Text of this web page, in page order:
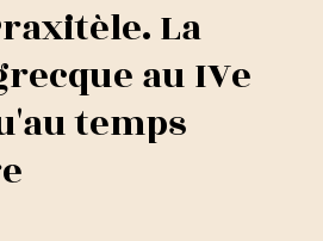
La
au IVe
temps